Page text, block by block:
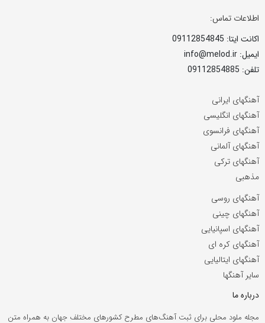
اطلاعات تماس:
اکانت ایتا: 09112854845
ایمیل: info@melod.ir
تلفن: 09112854885
آهنگهای ایرانی
آهنگهای انگلیسی
آهنگهای فرانسوی
آهنگهای آلمانی
آهنگهای ترکی
مذهبی
آهنگهای روسی
آهنگهای چینی
آهنگهای اسپانیایی
آهنگهای کره ای
آهنگهای ایتالیایی
سایر آهنگها
درباره ما
مجله ملود محلی برای ثبت آهنگ‌های مطرح کشورهای مختلف جهان به همراه متن